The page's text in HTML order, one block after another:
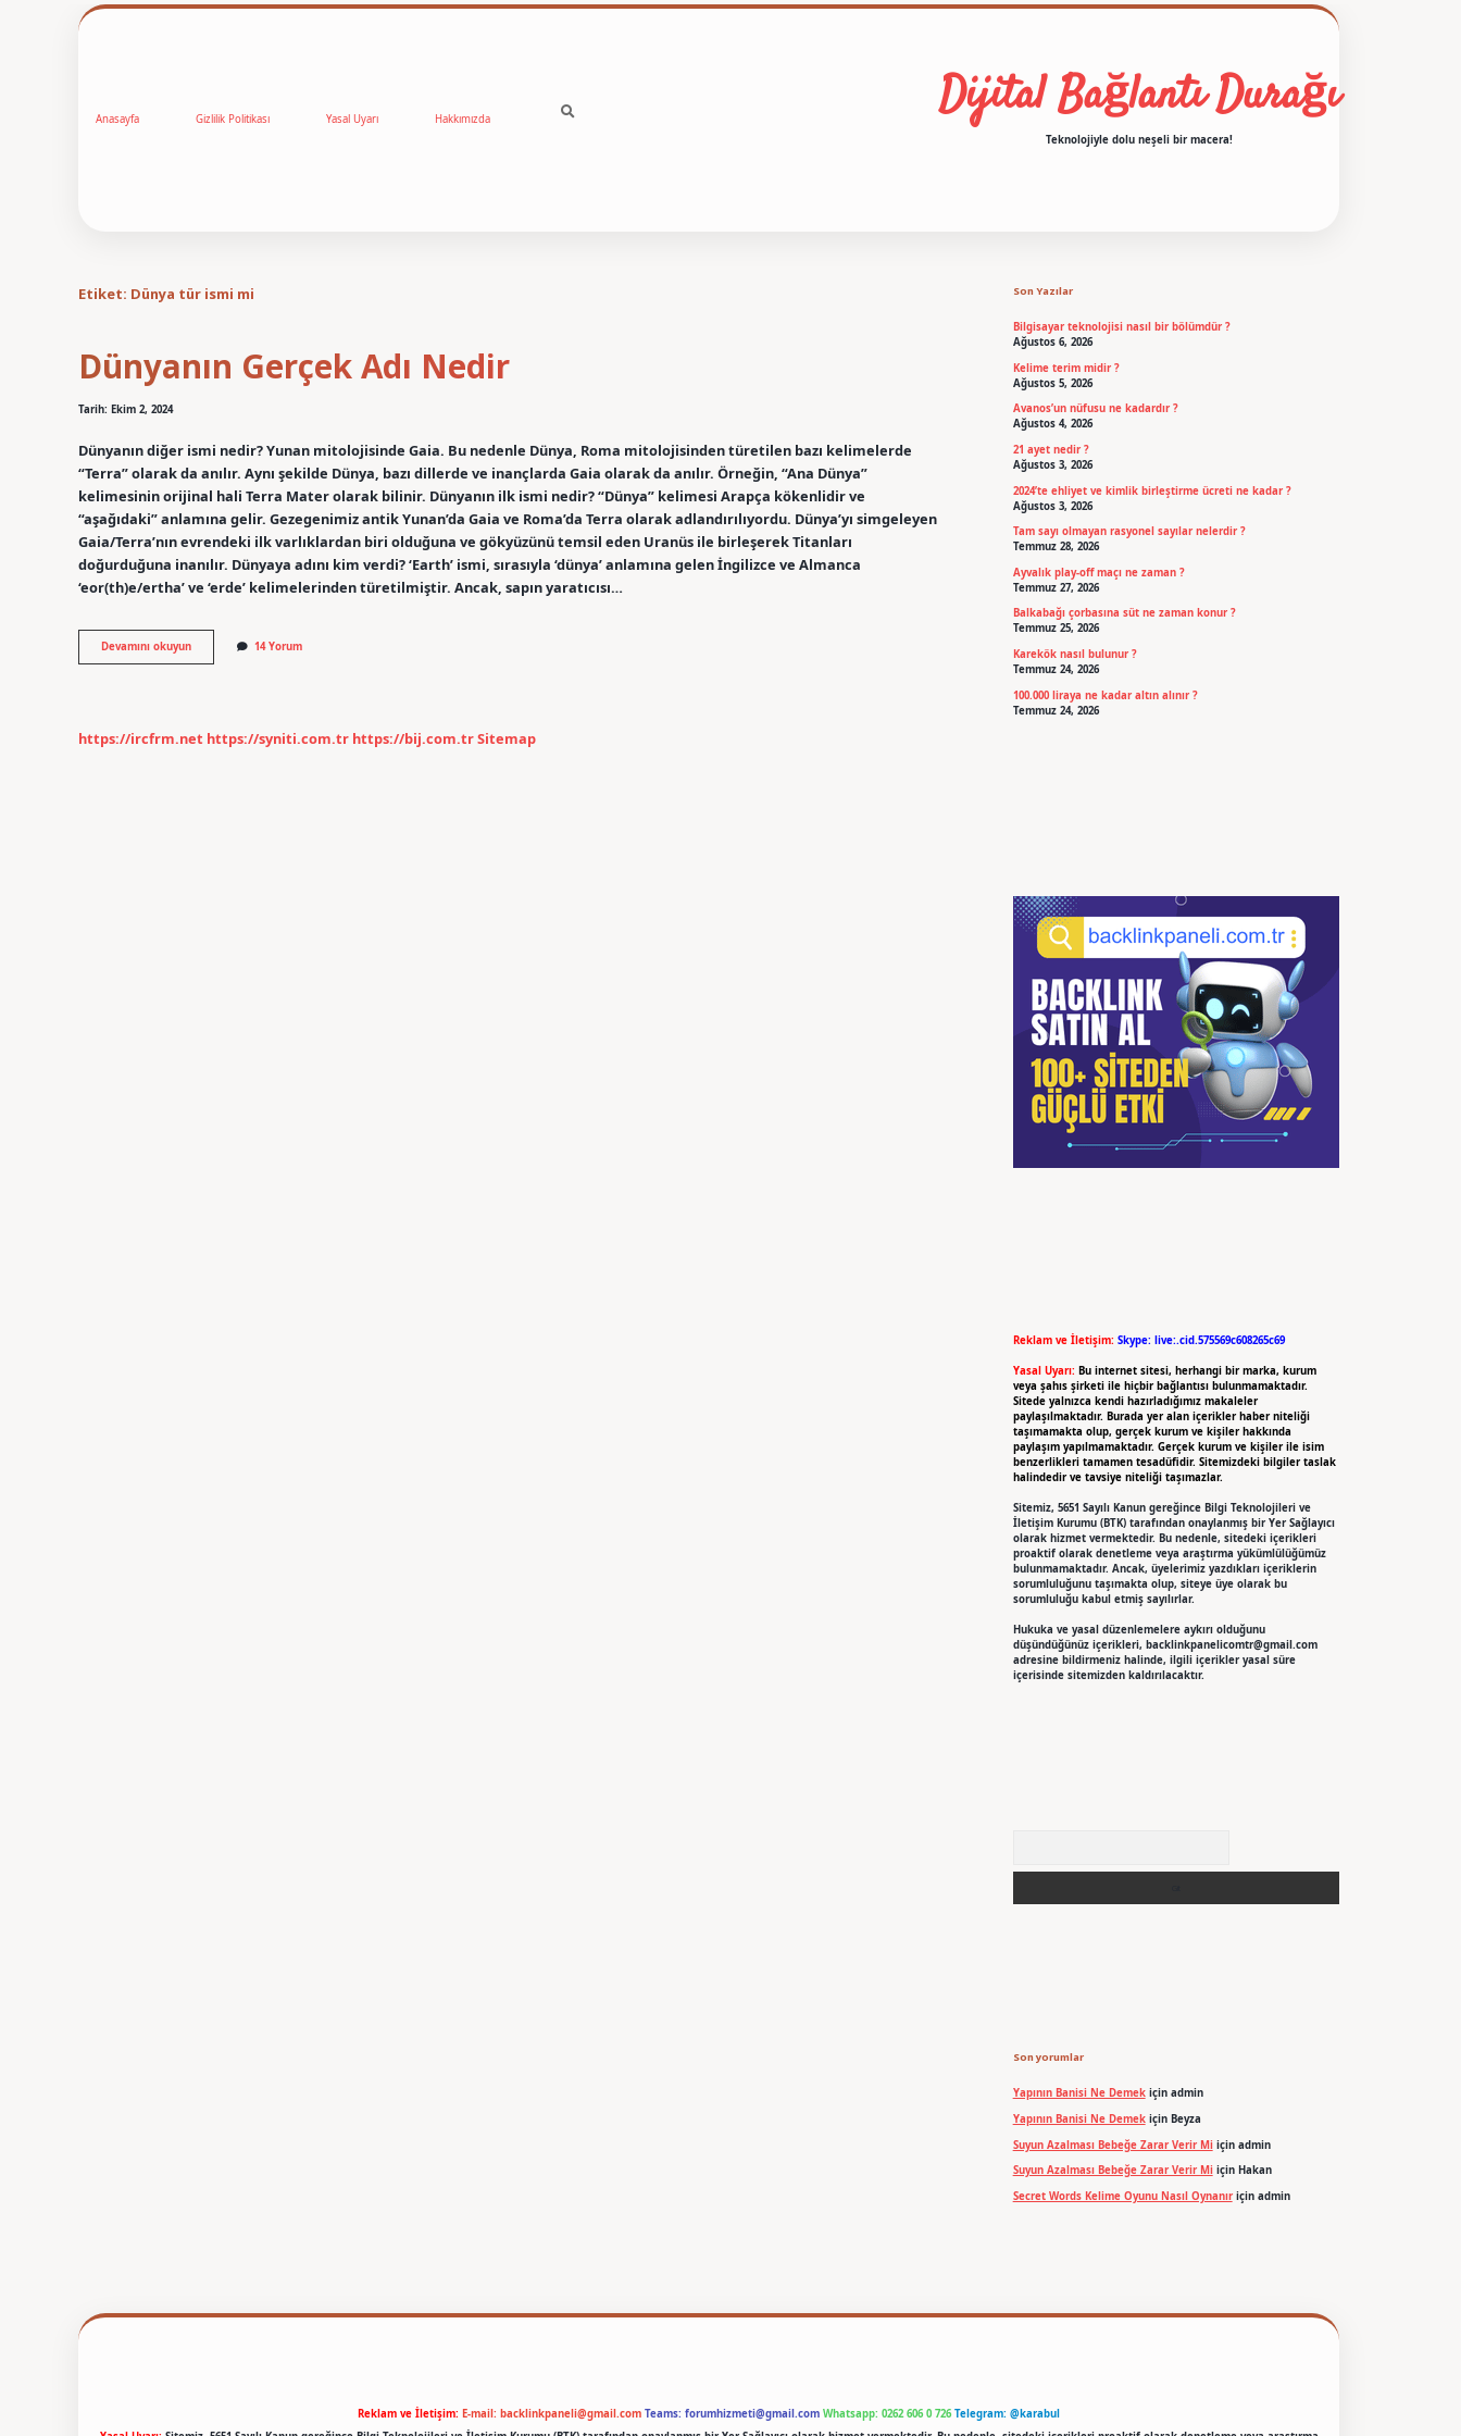
Anasayfa Gizlilik Politikası Yasal Uyarı Hakkımızda Dijital Bağlantı Durağı
Teknolojiyle dolu neşeli bir macera!
Etiket: Dünya tür ismi mi
Dünyanın Gerçek Adı Nedir
Tarih: Ekim 2, 2024
Dünyanın diğer ismi nedir? Yunan mitolojisinde Gaia. Bu nedenle Dünya, Roma mitolojisinden türetilen bazı kelimelerde
“Terra” olarak da anılır. Aynı şekilde Dünya, bazı dillerde ve inançlarda Gaia olarak da anılır. Örneğin, “Ana Dünya”
kelimesinin orijinal hali Terra Mater olarak bilinir. Dünyanın ilk ismi nedir? “Dünya” kelimesi Arapça kökenlidir ve
“aşağıdaki” anlamına gelir. Gezegenimiz antik Yunan’da Gaia ve Roma’da Terra olarak adlandırılıyordu. Dünya’yı simgeleyen
Gaia/Terra’nın evrendeki ilk varlıklardan biri olduğuna ve gökyüzünü temsil eden Uranüs ile birleşerek Titanları
doğurduğuna inanılır. Dünyaya adını kim verdi? ‘Earth’ ismi, sırasıyla ‘dünya’ anlamına gelen İngilizce ve Almanca
‘eor(th)e/ertha’ ve ‘erde’ kelimelerinden türetilmiştir. Ancak, sapın yaratıcısı…
Devamını okuyunDünyanın
Gerçek
14 Yorum
https://ircfrm.net https://syniti.com.tr https://bij.com.trSitemap
Son Yazılar
Bilgisayar teknolojisi nasıl bir bölümdür ?
Ağustos 6, 2026
Kelime terim midir ?
Ağustos 5, 2026
Avanos’un nüfusu ne kadardır ?
Ağustos 4, 2026
21 ayet nedir ?
Ağustos 3, 2026
2024’te ehliyet ve kimlik birleştirme ücreti ne kadar ?
Ağustos 3, 2026
Tam sayı olmayan rasyonel sayılar nelerdir ?
Temmuz 28, 2026
Ayvalık play-off maçı ne zaman ?
Temmuz 27, 2026
Balkabağı çorbasına süt ne zaman konur ?
Temmuz 25, 2026
Karekök nasıl bulunur ?
Temmuz 24, 2026
100.000 liraya ne kadar altın alınır ?
Temmuz 24, 2026
Reklam ve İletişim: Skype: live:.cid.575569c608265c69
Yasal Uyarı: Bu internet sitesi, herhangi bir marka, kurum
veya şahıs şirketi ile hiçbir bağlantısı bulunmamaktadır.
Sitede yalnızca kendi hazırladığımız makaleler
paylaşılmaktadır. Burada yer alan içerikler haber niteliği
taşımamakta olup, gerçek kurum ve kişiler hakkında
paylaşım yapılmamaktadır. Gerçek kurum ve kişiler ile isim
benzerlikleri tamamen tesadüfidir. Sitemizdeki bilgiler taslak
halindedir ve tavsiye niteliği taşımazlar.
Sitemiz, 5651 Sayılı Kanun gereğince Bilgi Teknolojileri ve
İletişim Kurumu (BTK) tarafından onaylanmış bir Yer Sağlayıcı
olarak hizmet vermektedir. Bu nedenle, sitedeki içerikleri
proaktif olarak denetleme veya araştırma yükümlülüğümüz
bulunmamaktadır. Ancak, üyelerimiz yazdıkları içeriklerin
sorumluluğunu taşımakta olup, siteye üye olarak bu
sorumluluğu kabul etmiş sayılırlar.
Hukuka ve yasal düzenlemelere aykırı olduğunu
düşündüğünüz içerikleri, backlinkpanelicomtr@gmail.com
adresine bildirmeniz halinde, ilgili içerikler yasal süre
içerisinde sitemizden kaldırılacaktır.
Son yorumlar
Yapının Banisi Ne Demekiçin admin
Yapının Banisi Ne Demekiçin Beyza
Suyun Azalması Bebeğe Zarar Verir Miiçin admin
Suyun Azalması Bebeğe Zarar Verir Miiçin Hakan
Secret Words Kelime Oyunu Nasıl Oynanıriçin admin
Reklam ve İletişim: E-mail: backlinkpaneli@gmail.com Teams: forumhizmeti@gmail.com Whatsapp: 0262 606 0 726 Telegram: @karabul